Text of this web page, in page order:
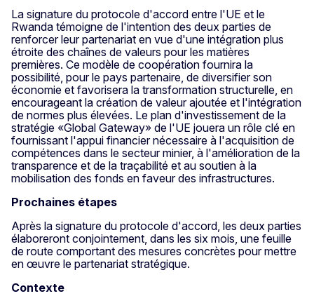
La signature du protocole d'accord entre l'UE et le
Rwanda témoigne de l'intention des deux parties de
renforcer leur partenariat en vue d'une intégration plus
étroite des chaînes de valeurs pour les matières
premières. Ce modèle de coopération fournira la
possibilité, pour le pays partenaire, de diversifier son
économie et favorisera la transformation structurelle, en
encourageant la création de valeur ajoutée et l'intégration
de normes plus élevées. Le plan d'investissement de la
stratégie «Global Gateway» de l'UE jouera un rôle clé en
fournissant l'appui financier nécessaire à l'acquisition de
compétences dans le secteur minier, à l'amélioration de la
transparence et de la traçabilité et au soutien à la
mobilisation des fonds en faveur des infrastructures.
Prochaines étapes
Après la signature du protocole d'accord, les deux parties
élaboreront conjointement, dans les six mois, une feuille
de route comportant des mesures concrètes pour mettre
en œuvre le partenariat stratégique.
Contexte